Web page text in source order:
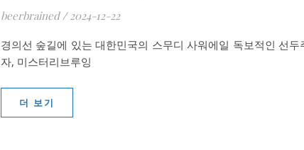
beerbrained / 2024-12-22
경의선 숲길에 있는 대한민국의 스무디 사워에일 독보적인 선두
자, 미스터리브루잉
더 보기